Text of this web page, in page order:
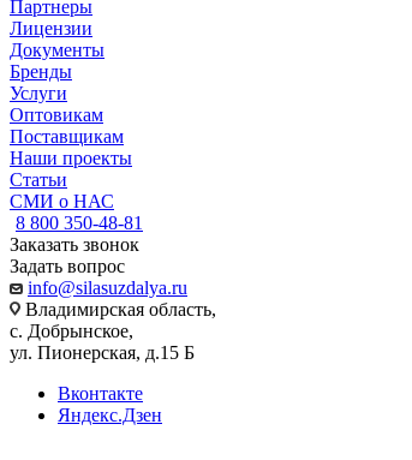
Партнеры
Лицензии
Документы
Бренды
Услуги
Оптовикам
Поставщикам
Наши проекты
Статьи
СМИ о НАС
8 800 350-48-81
Заказать звонок
Задать вопрос
info@silasuzdalya.ru
Владимирская область,
с. Добрынское,
ул. Пионерская, д.15 Б
Вконтакте
Яндекс.Дзен